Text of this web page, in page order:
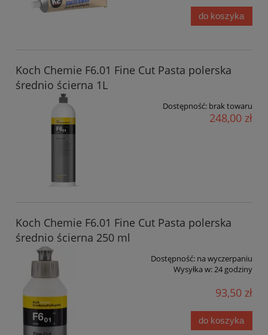
do koszyka
Koch Chemie F6.01 Fine Cut Pasta polerska
średnio ścierna 1L
Dostępność: brak towaru
248,00 zł
Koch Chemie F6.01 Fine Cut Pasta polerska
średnio ścierna 250 ml
Dostępność: na wyczerpaniu
Wysyłka w: 24 godziny
93,50 zł
do koszyka